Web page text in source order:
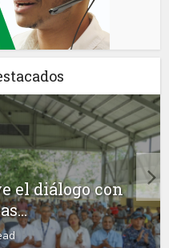
el diálogo con